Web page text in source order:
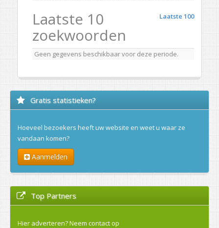
Laatste 100
Laatste 10
zoekwoorden
Geen gegevens beschikbaar voor deze periode.
Gratis statistieken?
Hoeveel bezoekers heeft uw website en weet u waar ze
vandaan komen?
Aanmelden
Top Partners
Hier adverteren?Neem contact op